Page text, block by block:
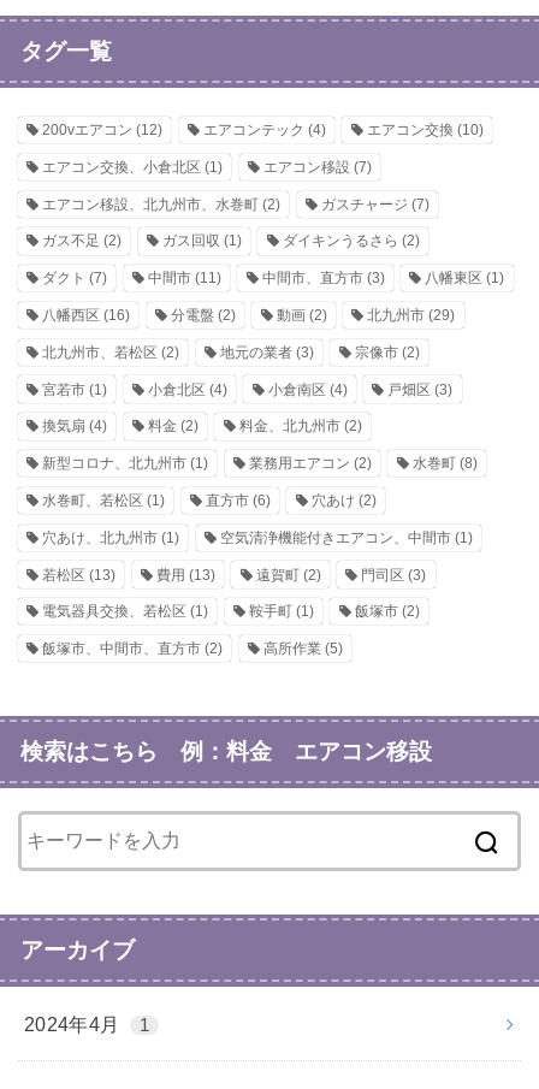
タグ一覧
200vエアコン (12) エアコンテック (4) エアコン交換 (10)
エアコン交換、小倉北区 (1) エアコン移設 (7)
エアコン移設、北九州市、水巻町 (2) ガスチャージ (7)
ガス不足 (2) ガス回収 (1) ダイキンうるさら (2)
ダクト (7) 中間市(11) 中間市、直方市(3) 八幡東区 (1)
八幡西区 (16) 分電盤 (2) 動画(2) 北九州市 (29)
北九州市、若松区 (2) 地元の業者(3) 宗像市(2)
宮若市 (1) 小倉北区 (4) 小倉南区 (4) 戸畑区 (3)
換気扇 (4) 料金 (2) 料金、北九州市(2)
新型コロナ、北九州市 (1) 業務用エアコン (2) 水巻町(8)
水巻町、若松区 (1) 直方市(6) 穴あけ (2)
穴あけ、北九州市 (1) 空気清浄機能付きエアコン、中間市(1)
若松区 (13) 費用 (13) 遠賀町(2) 門司区 (3)
電気器具交換、若松区 (1) 鞍手町(1) 飯塚市(2)
飯塚市、中間市、直方市 (2) 高所作業(5)
検索はこちら 例：料金 エアコン移設
アーカイブ
2024年4月 1